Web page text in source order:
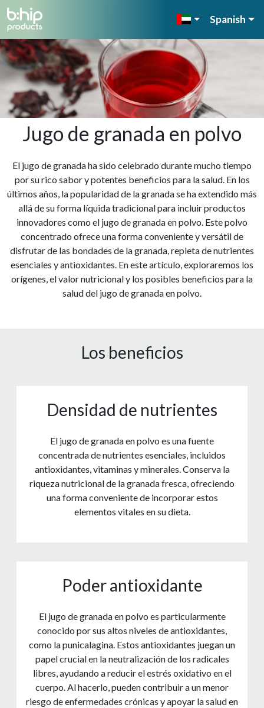
Spanish
Jugo de granada en polvo
El jugo de granada ha sido celebrado durante mucho tiempo
por su rico sabor y potentes beneficios para la salud. En los
últimos años, la popularidad de la granada se ha extendido más
allá de su forma líquida tradicional para incluir productos
innovadores como el jugo de granada en polvo. Este polvo
concentrado ofrece una forma conveniente y versátil de
disfrutar de las bondades de la granada, repleta de nutrientes
esenciales y antioxidantes. En este artículo, exploraremos los
orígenes, el valor nutricional y los posibles beneficios para la
salud del jugo de granada en polvo.
Los beneficios
Densidad de nutrientes
El jugo de granada en polvo es una fuente
concentrada de nutrientes esenciales, incluidos
antioxidantes, vitaminas y minerales. Conserva la
riqueza nutricional de la granada fresca, ofreciendo
una forma conveniente de incorporar estos
elementos vitales en su dieta.
Poder antioxidante
El jugo de granada en polvo es particularmente
conocido por sus altos niveles de antioxidantes,
como la punicalagina. Estos antioxidantes juegan un
papel crucial en la neutralización de los radicales
libres, ayudando a reducir el estrés oxidativo en el
cuerpo. Al hacerlo, pueden contribuir a un menor
riesgo de enfermedades crónicas y apoyar la salud en